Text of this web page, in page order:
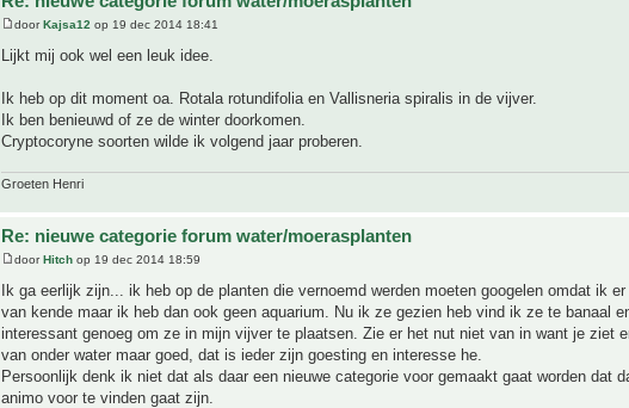
doorKajsa12 op 19 dec 2014 18:41
Lijkt mij ook wel een leuk idee.
Ik heb op dit moment oa. Rotala rotundifolia en Vallisneria spiralis in de vijver.
Ik ben benieuwd of ze de winter doorkomen.
Cryptocoryne soorten wilde ik volgend jaar proberen.
Groeten Henri
Re: nieuwe categorie forum water/moerasplanten
doorHitch op 19 dec 2014 18:59
Ik ga eerlijk zijn... ik heb op de planten die vernoemd werden moeten googelen omdat ik
van kende maar ik heb dan ook geen aquarium. Nu ik ze gezien heb vind ik ze te banaal
interessant genoeg om ze in mijn vijver te plaatsen. Zie er het nut niet van in want je ziet
van onder water maar goed, dat is ieder zijn goesting en interesse he.
Persoonlijk denk ik niet dat als daar een nieuwe categorie voor gemaakt gaat worden dat
animo voor te vinden gaat zijn.